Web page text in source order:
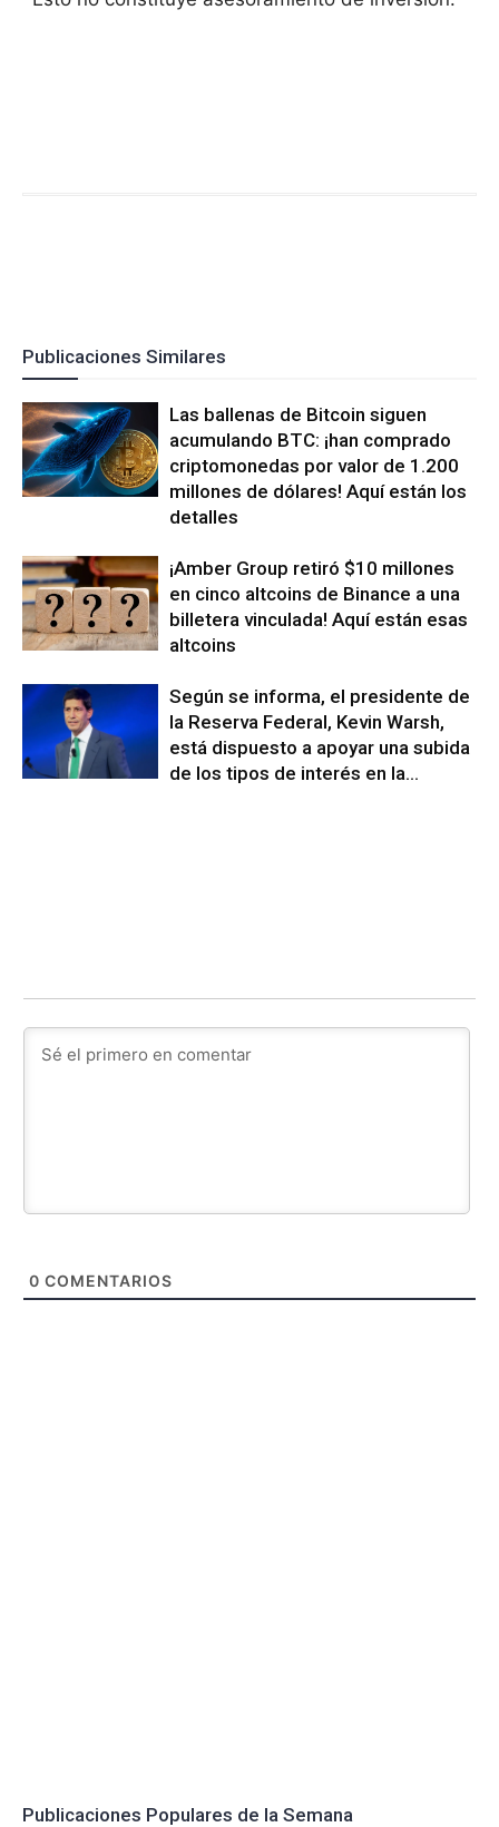
Publicaciones Similares
Las ballenas de Bitcoin siguen
acumulando BTC: ¡han comprado
criptomonedas por valor de 1.200
millones de dólares! Aquí están los
detalles
¡Amber Group retiró $10 millones
en cinco altcoins de Binance a una
billetera vinculada! Aquí están esas
altcoins
Según se informa, el presidente de
la Reserva Federal, Kevin Warsh,
está dispuesto a apoyar una subida
de los tipos de interés en la...
0 COMENTARIOS
Publicaciones Populares de la Semana